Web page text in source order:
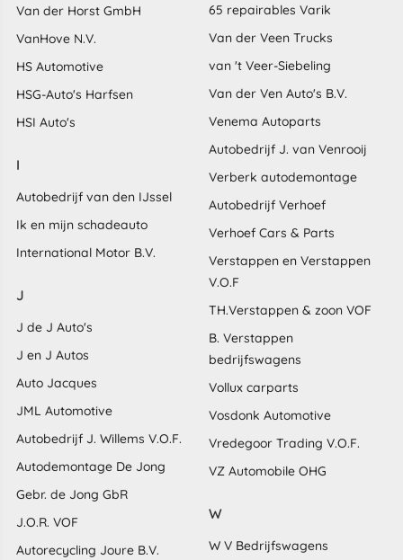
Van der Horst GmbH
VanHove N.V.
HS Automotive
HSG-Auto's Harfsen
HSI Auto's
I
Autobedrijf van den IJssel
Ik en mijn schadeauto
International Motor B.V.
J
J de J Auto's
J en J Autos
Auto Jacques
JML Automotive
Autobedrijf J. Willems V.O.F.
Autodemontage De Jong
Gebr. de Jong GbR
J.O.R. VOF
Autorecycling Joure B.V.
65 repairables Varik
Van der Veen Trucks
van 't Veer-Siebeling
Van der Ven Auto's B.V.
Venema Autoparts
Autobedrijf J. van Venrooij
Verberk autodemontage
Autobedrijf Verhoef
Verhoef Cars & Parts
Verstappen en Verstappen
V.O.F
TH.Verstappen & zoon VOF
B. Verstappen
bedrijfswagens
Vollux carparts
Vosdonk Automotive
Vredegoor Trading V.O.F.
VZ Automobile OHG
W
W V Bedrijfswagens